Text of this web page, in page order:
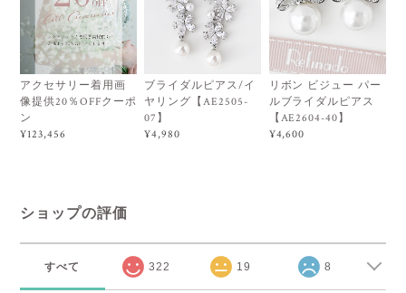
アクセサリー着用画
像提供20％OFFクーポ
ン
¥123,456
ブライダルピアス/イ
ヤリング【AE2505-
07】
¥4,980
リボン ビジュー パー
ルブライダルピアス
【AE2604-40】
¥4,600
ショップの評価
すべて 322 19 8